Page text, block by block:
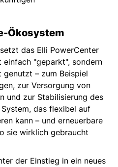
Ökosystem
das Elli PowerCenter
"geparkt", sondern
– zum Beispiel
zur Versorgung von
und zur Stabilisierung des
das flexibel auf
kann – und erneuerbare
sie wirklich gebraucht
der Einstieg in ein neues